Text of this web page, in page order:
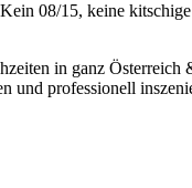
08/15, keine
in ganz
und professionell